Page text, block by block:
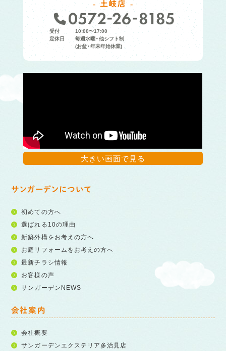
土岐店
受付
10:00〜17:00
定休日
毎週水曜・他シフト制
(お盆・年末年始休業)
大きい画面で見る
サンガーデンについて
初めての方へ
選ばれる10の理由
新築外構をお考えの方へ
お庭リフォームをお考えの方へ
最新チラシ情報
お客様の声
サンガーデンNEWS
会社案内
会社概要
サンガーデンエクステリア多治見店